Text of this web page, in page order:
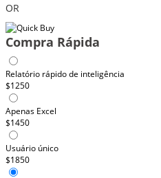
OR
Compra Rápida
Relatório rápido de inteligência
$1250
Apenas Excel
$1450
Usuário único
$1850